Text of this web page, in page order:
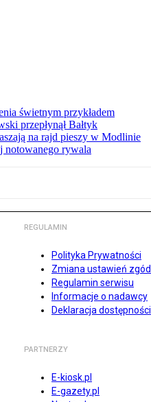
świetnym przykładem
przepłynął Bałtyk
na rajd pieszy w Modlinie
notowanego rywala
REGULAMIN
Polityka Prywatności
Zmiana ustawień zgód
Regulamin serwisu
Informacje o nadawcy
Deklaracja dostępności
PARTNERZY
E-kiosk.pl
E-gazety.pl